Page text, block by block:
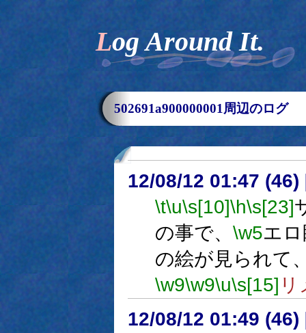
Log Around It.
502691a900000001周辺のログ
12/08/12 01:47 (46)
\t\u\s[10]\h\s[23]
の事で、 \w5エ
の絵が見られて
\w9\w9\u\s[15]
12/08/12 01:49 (46)